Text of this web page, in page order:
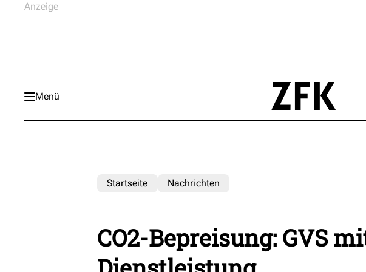
Menü
Startseite Nachrichten
CO2-Bepreisung: GVS